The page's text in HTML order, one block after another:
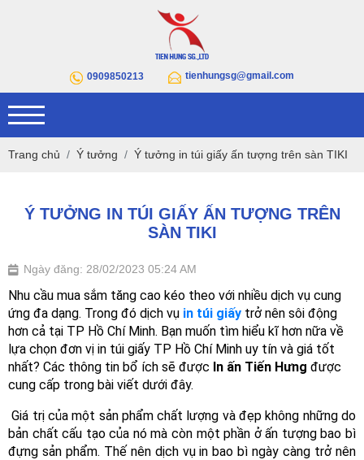
0909850213 tienhungsg@gmail.com
Trang chủ Ý tưởng Ý tưởng in túi giấy ấn tượng trên sàn TIKI
Ý TƯỞNG IN TÚI GIẤY ẤN TƯỢNG TRÊN
SÀN TIKI
Ngày đăng: 28/02/2023 05:24 AM
Nhu cầu mua sắm tăng cao kéo theo với nhiều dịch vụ cung
ứng đa dạng. Trong đó dịch vụ in túi giấy trở nên sôi động
hơn cả tại TP Hồ Chí Minh. Bạn muốn tìm hiểu kĩ hơn nữa về
lựa chọn đơn vị in túi giấy TP Hồ Chí Minh uy tín và giá tốt
nhất? Các thông tin bổ ích sẽ được In ấn Tiến Hưng được
cung cấp trong bài viết dưới đây.
Giá trị của một sản phẩm chất lượng và đẹp không những do
bản chất cấu tạo của nó mà còn một phần ở ấn tượng bao bì
đựng sản phẩm. Thế nên dịch vụ in bao bì ngày càng trở nên